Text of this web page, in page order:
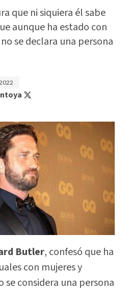
que ni siquiera él sabe
aunque ha estado con
se declara una persona
Butler, confesó que ha
con mujeres y
se considera una persona